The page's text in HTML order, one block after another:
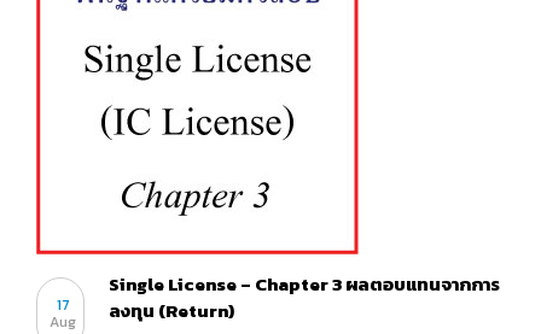
Single License – Chapter 3 ผลตอบแทนจากการ
ลงทุน (Return)
17
Aug